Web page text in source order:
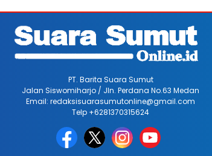
PT. Barita Suara Sumut
Jalan Siswomiharjo / Jln. Perdana No.63 Medan
Email: redaksisuarasumutonline@gmail.com
Telp +6281370315624